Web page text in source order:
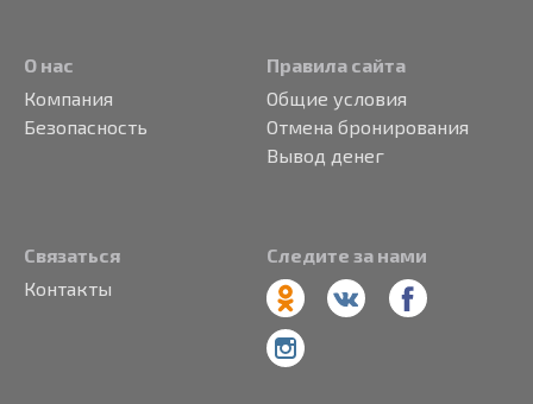
О нас
Компания
Безопасность
Правила сайта
Общие условия
Отмена бронирования
Вывод денег
Связаться
Контакты
Следите за нами